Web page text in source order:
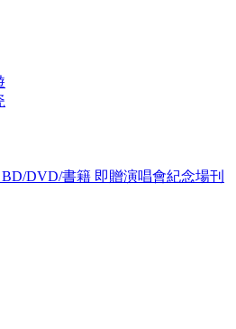
BD/DVD/書籍 即贈演唱會紀念場刊